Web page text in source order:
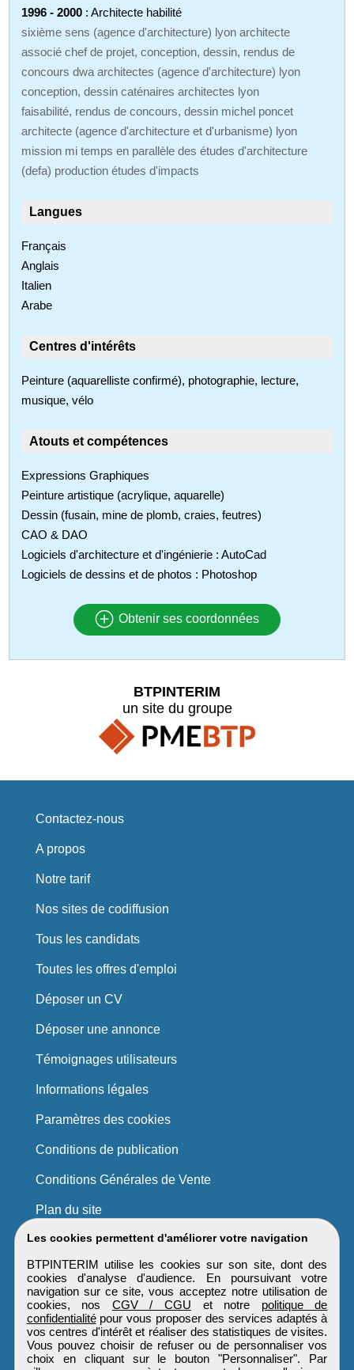
1996 - 2000 : Architecte habilité
sixième sens (agence d'architecture) lyon architecte
associé chef de projet, conception, dessin, rendus de
concours dwa architectes (agence d'architecture) lyon
conception, dessin caténaires architectes lyon
faisabilité, rendus de concours, dessin michel poncet
architecte (agence d'architecture et d'urbanisme) lyon
mission mi temps en parallèle des études d'architecture
(defa) production études d'impacts
Langues
Français
Anglais
Italien
Arabe
Centres d'intérêts
Peinture (aquarelliste confirmé), photographie, lecture,
musique, vélo
Atouts et compétences
Expressions Graphiques
Peinture artistique (acrylique, aquarelle)
Dessin (fusain, mine de plomb, craies, feutres)
CAO & DAO
Logiciels d'architecture et d'ingénierie : AutoCad
Logiciels de dessins et de photos : Photoshop
Obtenir ses coordonnées
Les cookies permettent d'améliorer votre navigation
BTPINTERIM utilise les cookies sur son site, dont des
cookies d'analyse d'audience. En poursuivant votre
navigation sur ce site, vous acceptez notre utilisation de
cookies, nos CGV / CGU et notre politique de
confidentialitépour vous proposer des services adaptés à
vos centres d'intérêt et réaliser des statistiques de visites.
Vous pouvez choisir de refuser ou de personnaliser vos
choix en cliquant sur le bouton "Personnaliser". Par
BTPINTERIM
un site du groupe
Contactez-nous
A propos
Notre tarif
Nos sites de codiffusion
Tous les candidats
Toutes les offres d'emploi
Déposer un CV
Déposer une annonce
Témoignages utilisateurs
Informations légales
Paramètres des cookies
Conditions de publication
Conditions Générales de Vente
Plan du site